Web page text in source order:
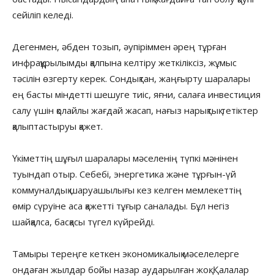
сейіліп келеді.
Дегенмен, әбден тозып, әупіріммен әрең тұрған
инфрақұрылымды қалпына келтіру жеткіліксіз, жұмыс
тәсілін өзгерту керек. Сондықтан, жаңғырту шаралары
ең басты міндетті шешуге тиіс, яғни, салаға инвестиция
салу үшін қолайлы жағдай жасап, нағыз нарықтық тетіктер
қалыптастыруы қажет.
Үкіметтің шұғыл шаралары мәселенің түпкі мәнінен
туындап отыр. Себебі, энергетика және тұрғын-үй
коммуналдық шаруашылығы кез келген мемлекеттің
өмір сүруіне аса қажетті тұғыр саналады. Бұл негіз
шайқалса, басқасы түгел күйрейді.
Тамыры тереңге кеткен экономикалық мәселелерге
ондаған жылдар бойы назар аударылған жоқ. Қалалар